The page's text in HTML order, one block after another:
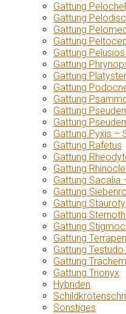
Gattung
Gattung
Gattung
Gattung
Gattung
Gattung
Gattung
Gattung
Gattung
Gattung
Gattung
Gattung Pyxis –
Gattung Rafetus
Gattung
Gattung
Gattung Sacalia
Gattung
Gattung
Gattung
Gattung
Gattung
Gattung
Gattung
Gattung Trionyx
Hybriden
Sonstiges